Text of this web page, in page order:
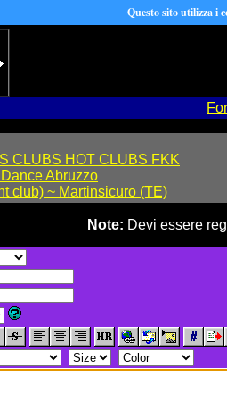
CLUBS HOT CLUBS FKK
Abruzzo
club) ~ Martinsicuro (TE)
Note: Devi essere
Questo sito utilizza i